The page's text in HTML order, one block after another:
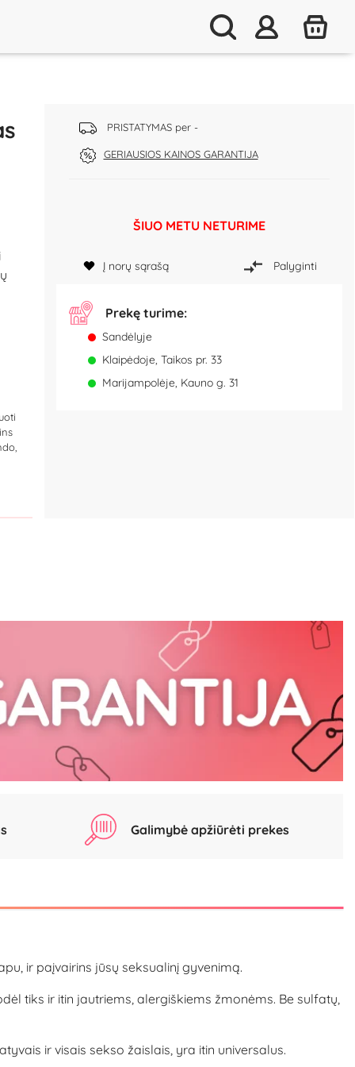
PRISTATYMAS per -
GERIAUSIOS KAINOS GARANTIJA
ŠIUO METU NETURIME
Į norų sąrašą Palyginti
Prekę turime:
Sandėlyje
Klaipėdoje, Taikos pr. 33
Marijampolėje, Kauno g. 31
Galimybė apžiūrėti prekes
ir paįvairins jūsų seksualinį gyvenimą.
tiks ir itin jautriems, alergiškiems žmonėms. Be sulfatų,
ir visais sekso žaislais, yra itin universalus.